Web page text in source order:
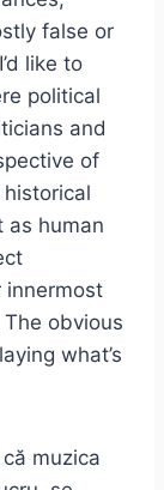
false or
like to
political
and
of
as human
innermost
obvious
what’s
muzica